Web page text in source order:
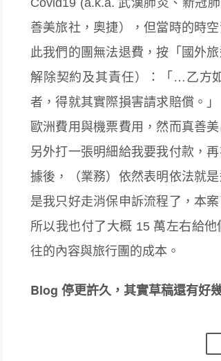
Covid19 (a.k.a. 武漢肺炎、新冠
善美旅社，奧捷），但當時的時
此我們的團無法退費，按「國外
解除契約及其責任）：「…乙方
者，得就其實際損害請求賠償。
歐洲費用與機票費用，然而真善
另外打一張明細給我要我付款，
據後，（業務）依然表明依法就
是我只好走消保申訴流程了，本
所以我也付了大概 15 萬左右給
往的內容與旅行團的成本。
Blog 停更許久，其實草稿還有好